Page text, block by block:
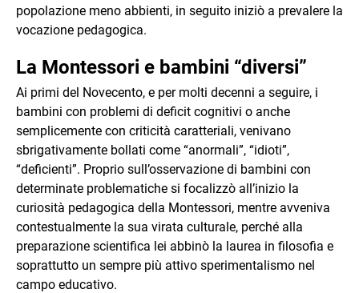
popolazione meno abbienti, in seguito iniziò a prevalere la
vocazione pedagogica.
La Montessori e bambini “diversi”
Ai primi del Novecento, e per molti decenni a seguire, i
bambini con problemi di deficit cognitivi o anche
semplicemente con criticità caratteriali, venivano
sbrigativamente bollati come “anormali”, “idioti”,
“deficienti”. Proprio sull’osservazione di bambini con
determinate problematiche si focalizzò all’inizio la
curiosità pedagogica della Montessori, mentre avveniva
contestualmente la sua virata culturale, perché alla
preparazione scientifica lei abbinò la laurea in filosofia e
soprattutto un sempre più attivo sperimentalismo nel
campo educativo.